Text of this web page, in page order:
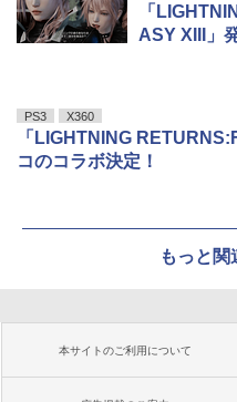
「
ASY XIII」
PS3 X360
「LIGHTNING
コのコラボ決定！
もっと関
本サイトのご利用について